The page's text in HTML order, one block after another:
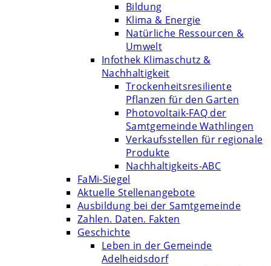
Bildung
Klima & Energie
Natürliche Ressourcen &
Umwelt
Infothek Klimaschutz &
Nachhaltigkeit
Trockenheitsresiliente
Pflanzen für den Garten
Photovoltaik-FAQ der
Samtgemeinde Wathlingen
Verkaufsstellen für regionale
Produkte
Nachhaltigkeits-ABC
FaMi-Siegel
Aktuelle Stellenangebote
Ausbildung bei der Samtgemeinde
Zahlen. Daten. Fakten
Geschichte
Leben in der Gemeinde
Adelheidsdorf